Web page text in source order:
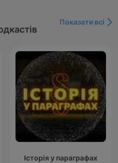
Показати всі
Історія у параграфах